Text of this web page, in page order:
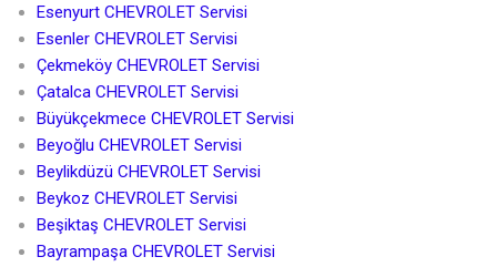
Esenyurt CHEVROLET Servisi
Esenler CHEVROLET Servisi
Çekmeköy CHEVROLET Servisi
Çatalca CHEVROLET Servisi
Büyükçekmece CHEVROLET Servisi
Beyoğlu CHEVROLET Servisi
Beylikdüzü CHEVROLET Servisi
Beykoz CHEVROLET Servisi
Beşiktaş CHEVROLET Servisi
Bayrampaşa CHEVROLET Servisi